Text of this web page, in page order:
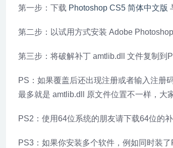
第一步：下载 Photoshop CS5 简体中文版
第二步：以试用方式安装 Adobe
第三步：将破解补丁 amtlib.dll 文件复制到
PS：如果覆盖后还出现注册或者输入注册
最多就是 amtlib.dll 原文件位置不一样，大
PS2：使用64位系统的朋友请下载64位的补
PS3：如果你安装多个软件，例如同时装